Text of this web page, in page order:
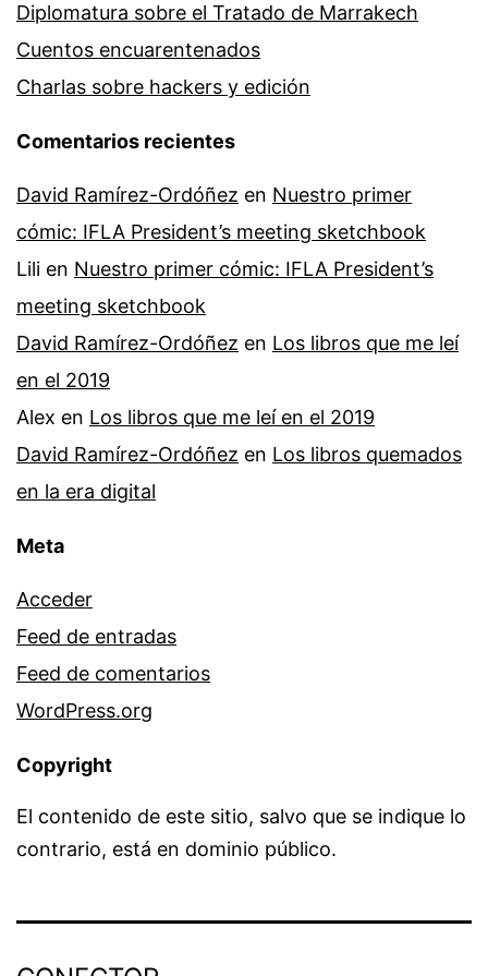
Diplomatura sobre el Tratado de Marrakech
Cuentos encuarentenados
Charlas sobre hackers y edición
Comentarios recientes
David Ramírez-Ordóñez en Nuestro primer
cómic: IFLA President’s meeting sketchbook
Lili en Nuestro primer cómic: IFLA President’s
meeting sketchbook
David Ramírez-Ordóñez en Los libros que me leí
en el 2019
Alex en Los libros que me leí en el 2019
David Ramírez-Ordóñez en Los libros quemados
en la era digital
Meta
Acceder
Feed de entradas
Feed de comentarios
WordPress.org
Copyright
El contenido de este sitio, salvo que se indique lo
contrario, está en dominio público.